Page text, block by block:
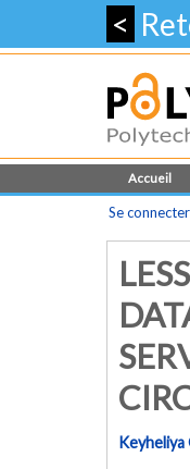
<
Accueil
Se connecter
Keyheliya